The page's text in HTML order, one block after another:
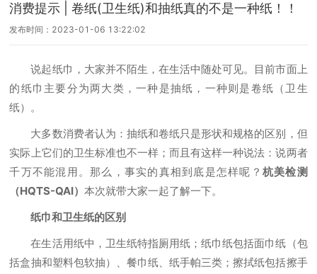
消费提示 | 卷纸(卫生纸)和抽纸真的不是一种纸！！
发布时间：2023-01-06 13:22:02
说起纸巾，大家并不陌生，在生活中随处可见。目前市面上
的纸巾主要分为两大类，一种是抽纸，一种则是卷纸（卫生
纸）。
大多数消费者认为：抽纸和卷纸只是形状和规格的区别，但
实际上它们的卫生标准也不一样；而且有这样一种说法：说两者
千万不能混用。那么，事实的真相到底是怎样呢？ 杭美检测
（HQTS-QAI）本次就带大家一起了解一下。
纸巾和卫生纸的区别
在生活用纸中，卫生纸特指厕用纸；纸巾纸包括面巾纸（包
括盒抽和塑料包软抽）、餐巾纸、纸手帕三类；擦拭纸包括擦手